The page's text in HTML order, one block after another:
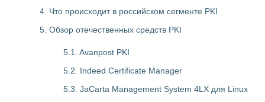
4. Что происходит в российском сегменте PKI
5. Обзор отечественных средств PKI
5.1. Avanpost PKI
5.2. Indeed Certificate Manager
5.3. JaCarta Management System 4LX для Linux